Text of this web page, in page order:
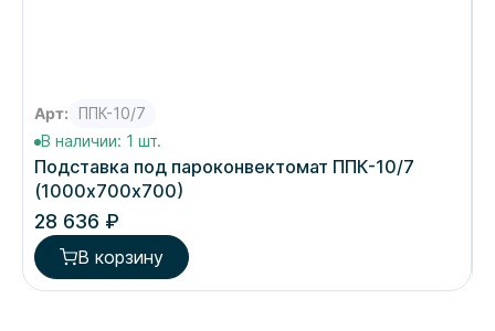
Арт:
ППК-10/7
В наличии: 1 шт.
Подставка под пароконвектомат ППК-10/7
(1000х700х700)
28 636 ₽
В корзину